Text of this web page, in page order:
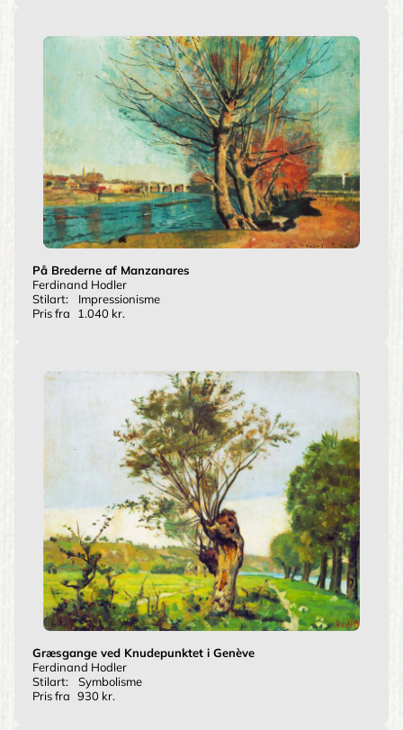
På Brederne af Manzanares
Ferdinand Hodler
Stilart:
Impressionisme
Pris fra
1.040 kr.
Græsgange ved Knudepunktet i Genève
Ferdinand Hodler
Stilart:
Symbolisme
Pris fra 930 kr.